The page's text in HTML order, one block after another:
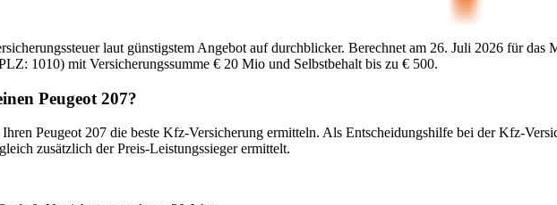
laut günstigstem Angebot auf durchblicker. Berechnet am 26. Juli 2026 für das
1010) mit Versicherungssumme € 20 Mio und Selbstbehalt bis zu € 500.
Peugeot 207?
Peugeot 207 die beste Kfz-Versicherung ermitteln. Als Entscheidungshilfe bei der Kfz-
zusätzlich der Preis-Leistungssieger ermittelt.